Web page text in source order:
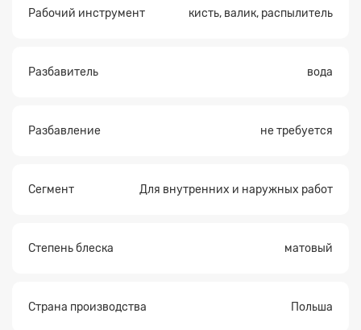
Рабочий инструмент кисть, валик, распылитель
Разбавитель вода
Разбавление не требуется
Сегмент Для внутренних и наружных работ
Степень блеска матовый
Страна производства Польша